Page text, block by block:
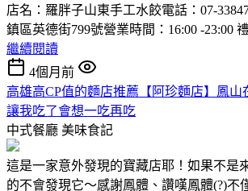
店名：羅胖子山東手工水餃電話：07-
鎮區英德街799號營業時間：16:00 -23:00
繼續閱讀
4個月前
高雄高CP值的麵店推薦【阿珍麵店】鳳山
讓我吃了會想一吃再吃
中式餐廳 美味食記
這是一家意外發現的寶藏店耶！如果不是
的不會發現它～感謝鳳體、讚嘆鳳體(?)不